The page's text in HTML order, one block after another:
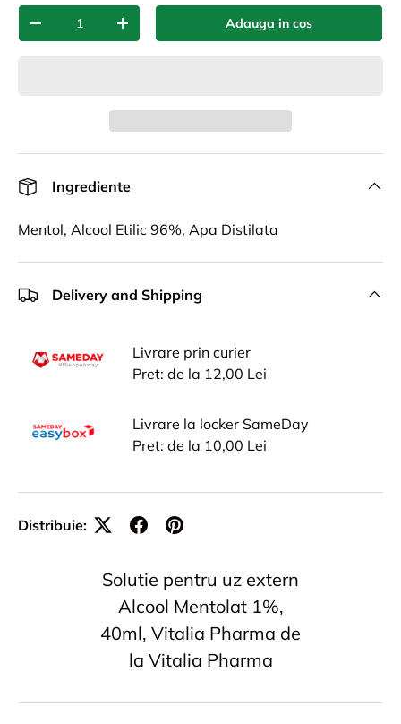
Cant.
-
+ Adauga in cos
Ingrediente
Mentol, Alcool Etilic 96%, Apa Distilata
Delivery and Shipping
Livrare prin curier
Pret: de la 12,00 Lei
Livrare la locker SameDay
Pret: de la 10,00 Lei
Distribuie:
Solutie pentru uz extern
Alcool Mentolat 1%,
40ml, Vitalia Pharma de
la Vitalia Pharma